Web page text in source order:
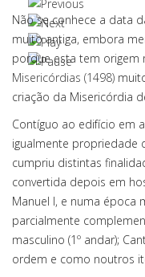
Não se conhece a data
muito antiga, embora
porque esta tem origem
Misericórdias (1498)
criação da Misericórdia
Contíguo ao edifício em
igualmente propriedade
cumpriu distintas
convertida depois em
Manuel I, e numa época
parcialmente
masculino (1º andar);
ordem e como noutros